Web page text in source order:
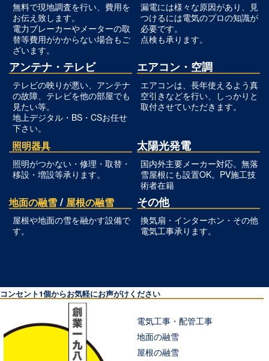
無料で現地調査を行い、費用を
お伝え致します。
電力ブレーカーやメーターの取
替等費用がかからない場合もご
ざいます。
漏電には様々な原因があり、見
つけるには電気のプロの知識が
必要です。
点検も承ります。
アンテナ・テレビ
テレビの映りが悪い、アンテナ
の故障、テレビを他の部屋でも
見たい等。
地上デジタル・BS・CSお任せ
下さい。
エアコン・空調
エアコンは、長年使えるよう真
空引きなどを行い、しっかりと
取付させていただきます。
照明器具
照明がつかない・修理・取替・
移設・増設等承ります。
太陽光発電
国内外主要メーカー対応。無落
雪屋根にも設置OK。PV施工技
術者在籍
地面の融雪 / 屋根の融雪
屋根や地面の雪を融かす設備で
す。
その他
換気扇・インターホン・その他
電気工事承ります。
コンセント1個からお気軽にお声がけください
電気工事・配管工事
地面の融雪
屋根の融雪